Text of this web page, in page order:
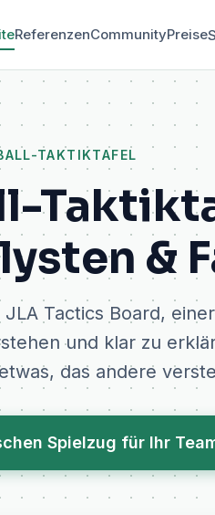
ReferenzenCommunityPreise
TAKTIKTAFEL
&
Tactics Board,
und klar zu
das andere
Spielzug für Ihr